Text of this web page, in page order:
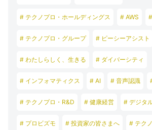
# テクノプロ・ホールディングス # AWS
# テクノプロ・グループ # ピーシーアシスト
# わたしらしく、生きる # ダイバーシティ
# インフォマティクス # AI # 音声認識
# テクノプロ・R&D # 健康経営 # デジタ
# プロビズモ # 投資家の皆さまへ # テク